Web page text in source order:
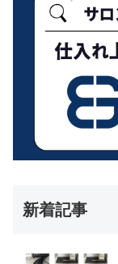
新着記事